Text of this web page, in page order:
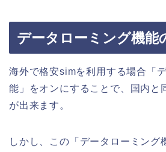
データローミング機能
海外で格安simを利用する場合「
能」をオンにすることで、国内と
が出来ます。
しかし、この「データローミング